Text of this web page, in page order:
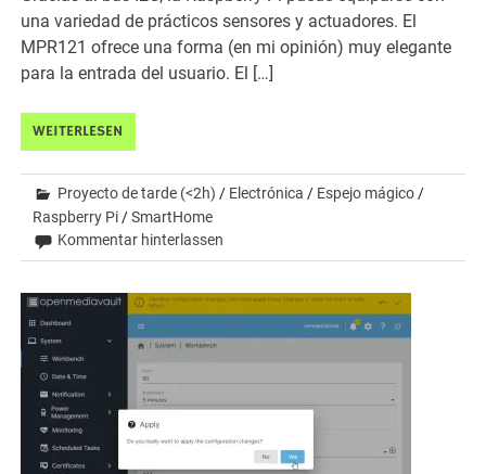
una variedad de prácticos sensores y actuadores. El
MPR121 ofrece una forma (en mi opinión) muy elegante
para la entrada del usuario. El […]
WEITERLESEN
Proyecto de tarde (<2h) / Electrónica / Espejo mágico /
Raspberry Pi /SmartHome
Kommentar hinterlassen